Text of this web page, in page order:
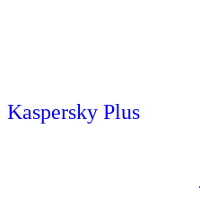
Kaspersky Plus